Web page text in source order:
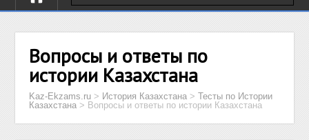
Вопросы и ответы по
истории Казахстана
Kaz-Ekzams.ru > История Казахстана >Тесты по Истории
Казахстана > Вопросы и ответы по истории Казахстана